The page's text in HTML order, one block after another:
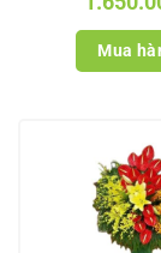
Mua